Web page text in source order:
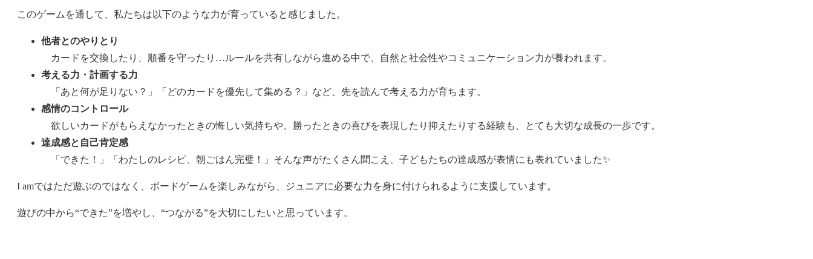
このゲームを通して、私たちは以下のような力が育っていると感じました。
他者とのやりとり
カードを交換したり、順番を守ったり…ルールを共有しながら進める中で、自然と社会性やコミュニケーション力が養われます。
考える力・計画する力
「あと何が足りない？」「どのカードを優先して集める？」など、先を読んで考える力が育ちます。
感情のコントロール
欲しいカードがもらえなかったときの悔しい気持ちや、勝ったときの喜びを表現したり抑えたりする経験も、とても大切な成長の一歩です。
達成感と自己肯定感
「できた！」「わたしのレシピ、朝ごはん完璧！」そんな声がたくさん聞こえ、子どもたちの達成感が表情にも表れていました✨
I amではただ遊ぶのではなく、ボードゲームを楽しみながら、ジュニアに必要な力を身に付けられるように支援しています。
遊びの中から“できた”を増やし、“つながる”を大切にしたいと思っています。